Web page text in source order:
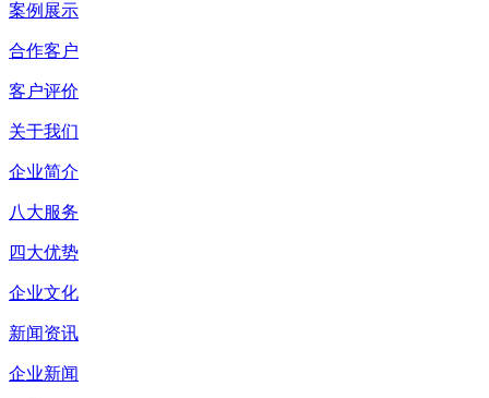
案例展示
合作客户
客户评价
关于我们
企业简介
八大服务
四大优势
企业文化
新闻资讯
企业新闻